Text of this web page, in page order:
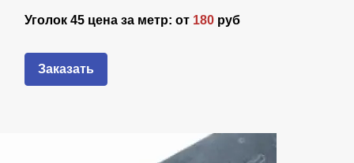
Уголок 45 цена за метр: от 180 руб
Заказать